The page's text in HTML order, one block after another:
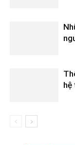
hệ